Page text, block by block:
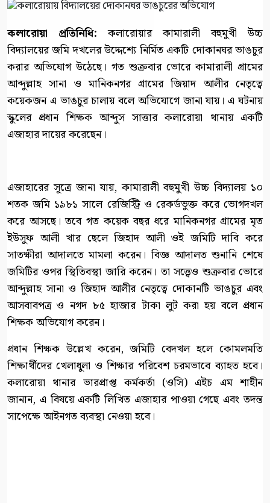
কলারোয়া প্রতিনিধি: কলারোয়ার কামারালী বহুমুখী উচ্চ
বিদ্যালয়ের জমি দখলের উদ্দেশ্যে নির্মিত একটি দোকানঘর ভাঙচুর
করার অভিযোগ উঠেছে। গত শুক্রবার ভোরে কামারালী গ্রামের
আব্দুল্লাহ সানা ও মানিকনগর গ্রামের জিয়াদ আলীর নেতৃত্বে
কয়েকজন এ ভাঙচুর চালায় বলে অভিযোগে জানা যায়। এ ঘটনায়
স্কুলের প্রধান শিক্ষক আব্দুস সাত্তার কলারোয়া থানায় একটি
এজাহার দায়ের করেছেন।
এজাহারের সূত্রে জানা যায়, কামারালী বহুমুখী উচ্চ বিদ্যালয় ১০
শতক জমি ১৯৮১ সালে রেজিস্ট্রি ও রেকর্ডভুক্ত করে ভোগদখল
করে আসছে। তবে গত কয়েক বছর ধরে মানিকনগর গ্রামের মৃত
ইউসুফ আলী খার ছেলে জিহাদ আলী ওই জমিটি দাবি করে
সাতক্ষীরা আদালতে মামলা করেন। বিজ্ঞ আদালত শুনানি শেষে
জমিটির ওপর স্থিতিবস্থা জারি করেন। তা সত্ত্বেও শুক্রবার ভোরে
আব্দুল্লাহ সানা ও জিহাদ আলীর নেতৃত্বে দোকানটি ভাঙচুর এবং
আসবাবপত্র ও নগদ ৮৫ হাজার টাকা লুট করা হয় বলে প্রধান
শিক্ষক অভিযোগ করেন।
প্রধান শিক্ষক উল্লেখ করেন, জমিটি বেদখল হলে কোমলমতি
শিক্ষার্থীদের খেলাধুলা ও শিক্ষার পরিবেশ চরমভাবে ব্যাহত হবে।
কলারোয়া থানার ভারপ্রাপ্ত কর্মকর্তা (ওসি) এইচ এম শাহীন
জানান, এ বিষয়ে একটি লিখিত এজাহার পাওয়া গেছে এবং তদন্ত
সাপেক্ষে আইনগত ব্যবস্থা নেওয়া হবে।